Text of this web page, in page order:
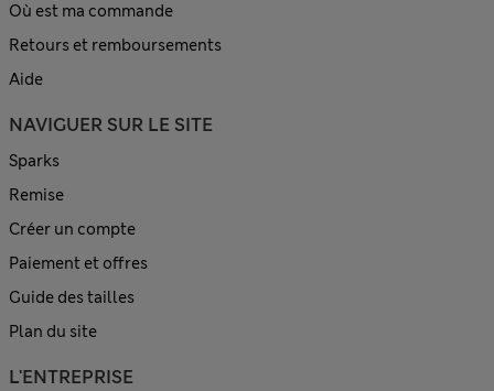
Où est ma commande
Retours et remboursements
Aide
NAVIGUER SUR LE SITE
Sparks
Remise
Créer un compte
Paiement et offres
Guide des tailles
Plan du site
L'ENTREPRISE